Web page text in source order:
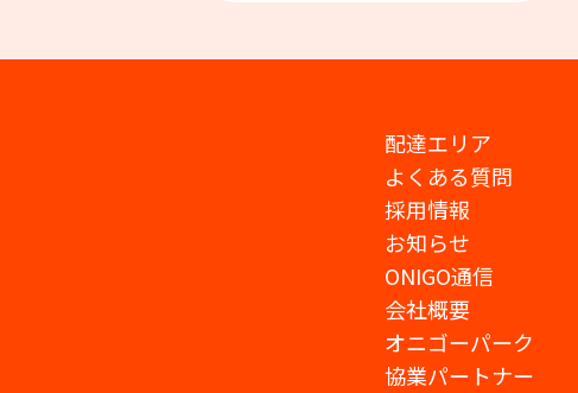
配達エリア
よくある質問
採用情報
お知らせ
ONIGO通信
会社概要
オニゴーパーク
協業パートナー